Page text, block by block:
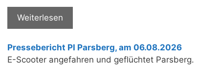
Weiterlesen
Pressebericht PI Parsberg, am 06.08.2026
E-Scooter angefahren und geflüchtet Parsberg.